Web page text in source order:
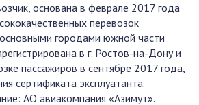
основана в феврале 2017 года
перевозок
городами южной части
в г. Ростов-на-Дону и
пассажиров в сентябре 2017 года,
сертификата эксплуатанта.
АО авиакомпания «Азимут».